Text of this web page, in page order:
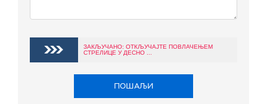
ЗАКЉУЧАНО: ОТКЉУЧАЈТЕ ПОВЛАЧЕЊЕМ
СТРЕЛИЦЕ У ДЕСНО ...
ПОШАЉИ